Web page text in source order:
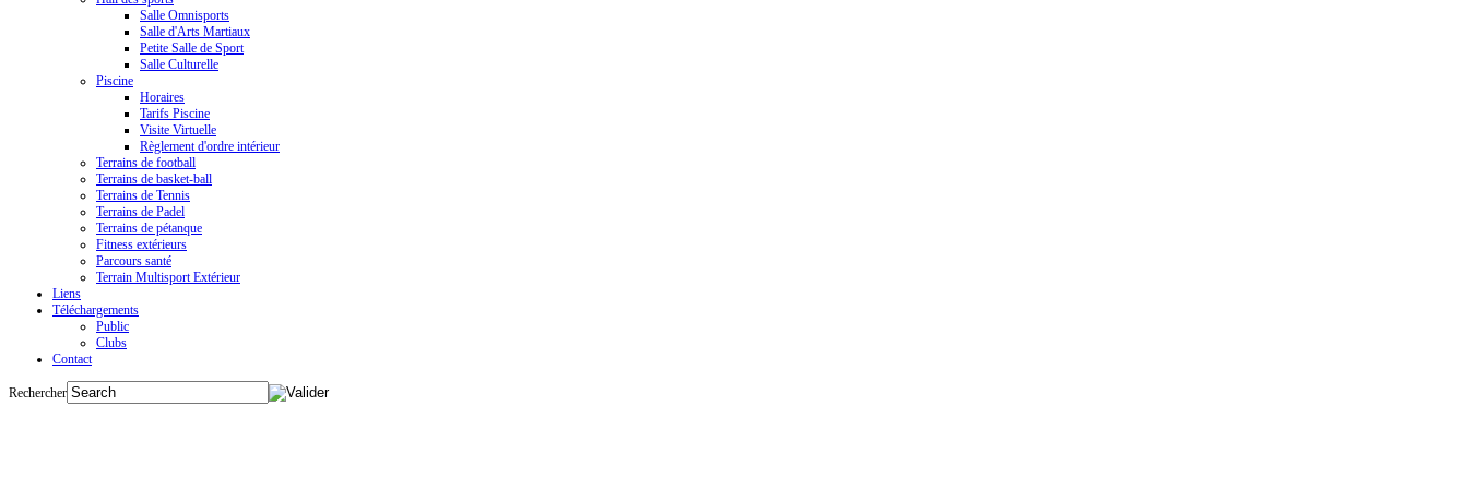
Salle Omnisports
Salle d'Arts Martiaux
Petite Salle de Sport
Salle Culturelle
Piscine
Horaires
Tarifs Piscine
Visite Virtuelle
Règlement d'ordre intérieur
Terrains de football
Terrains de basket-ball
Terrains de Tennis
Terrains de Padel
Terrains de pétanque
Fitness extérieurs
Parcours santé
Terrain Multisport Extérieur
Liens
Téléchargements
Public
Clubs
Contact
Rechercher